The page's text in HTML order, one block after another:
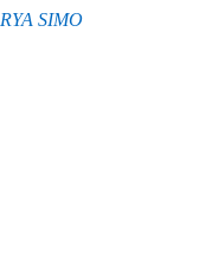
SIMO